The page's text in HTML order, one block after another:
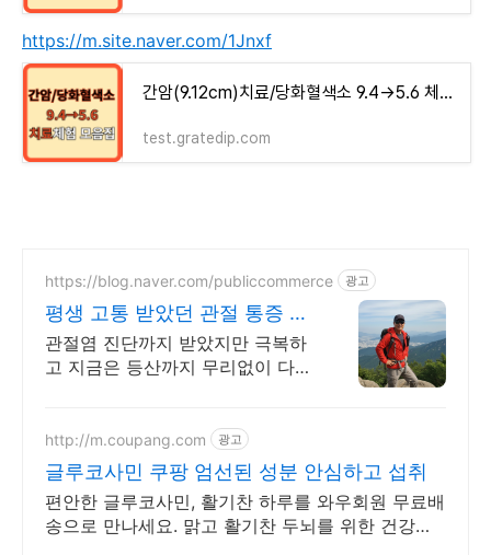
https://m.site.naver.com/1Jnxf
간암(9.12cm)치료/당화혈색소 9.4→5.6 체험기 모음집 - money-health
test.gratedip.com
https://blog.naver.com/publiccommerce 광고
평생 고통 받았던 관절 통증 이
제는 극복했습니다.
관절염 진단까지 받았지만 극복하
고 지금은 등산까지 무리없이 다니
http://m.coupang.com 광고
글루코사민 쿠팡 엄선된 성분 안심하고 섭취
편안한 글루코사민, 활기찬 하루를 와우회원 무료배
송으로 만나세요. 맑고 활기찬 두뇌를 위한 건강식